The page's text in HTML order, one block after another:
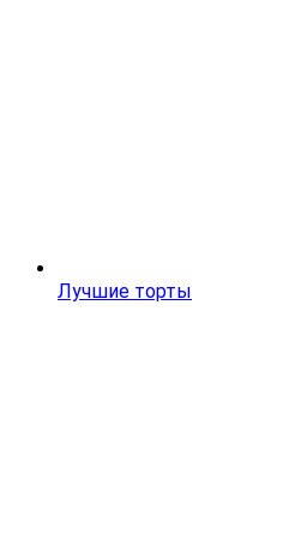
Лучшие торты